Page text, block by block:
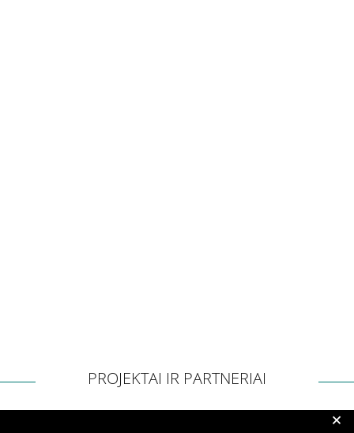
Struktūra ir kontaktinė informacija
Karjera
PROJEKTAI IR PARTNERIAI
+